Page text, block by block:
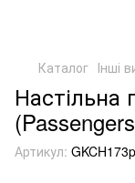
Каталог Інші
Настільна
Артикул: